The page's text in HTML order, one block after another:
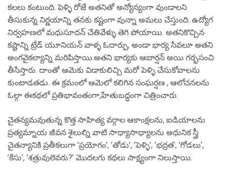
కలలు కంటుంది. పెళ్ళి రోజే అతనితో అన్యోన్యంగా వుండాలని
తీసుకున్న నిర్ణయాన్ని తనకు కష్టంగా వున్నా అమలు చేస్తుంది. ఉద్యోగ
నిర్వహణలో మధుసూదన్ చేతివేళ్ళు తెగి పోయాయి. అతనికొచ్చిన
కష్టాన్ని ట్రేడ్ యూనియన్ వాళ్ళ ఓదార్పు, అండా భార్య సేవలూ అతని
అంగవైకల్యాన్ని మరిపిస్తాయి.అతని భార్యకు ఆబార్షన్ అయి గర్భసంచి
తీసేస్తారు. దాంతో ఆమెకు విడాకులిచ్చి మరో పెళ్ళి చేసుకోవాలను
కుంటాడతడు. ఈ క్రమంలో ఆమెలో కలిగిన సంఘర్షణ , ఆలోచనలను
ఓల్గా ఈకథలో ప్రతిభావంతంగా,హేతుబద్ధంగా చిత్రించారు.
చైతన్యమవుతున్న కొత్త సాహిత్య వర్గాల ఆకాంక్షలను, ఐడియాలను
ప్రత్యమ్నాయ జీవన శైలుల్ని వాటి సాధ్యాసాధ్యాలను అధునిక స్త్రీ
చైతన్యానికి ప్రతీకలుగా ’ప్రయోగం’, ’తోడు’, ’పెళ్ళి’, ’భద్రత’, ’గోడలు’,
’కేసు’, ’శత్రువులెవరు?’ మొదలగు కథలు సాక్ష్యంగా నిలుస్తాయి.